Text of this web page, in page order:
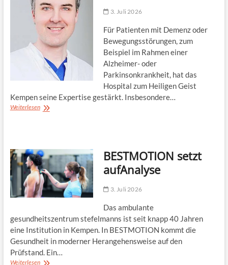
3. Juli 2026
Für Patienten mit Demenz oder
Bewegungsstörungen, zum
Beispiel im Rahmen einer
Alzheimer- oder
Parkinsonkrankheit, hat das
Hospital zum Heiligen Geist
Kempen seine Expertise gestärkt. Insbesondere…
WeiterlesenParkinson
BESTMOTION setzt
aufAnalyse
3. Juli 2026
Das ambulante
gesundheitszentrum stefelmanns ist seit knapp 40 Jahren
eine Institution in Kempen. In BESTMOTION kommt die
Gesundheit in moderner Herangehensweise auf den
Prüfstand. Ein…
WeiterlesenBESTMOTION